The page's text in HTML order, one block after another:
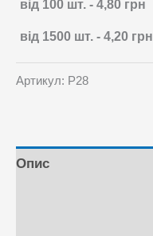
від 100 шт. - 4,80 грн
від 1500 шт. - 4,20 грн
Артикул: Р28
Опис